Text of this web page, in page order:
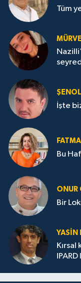
Tüm
İşte
Bu
ONUR
Bir
YASIN
IPARD III